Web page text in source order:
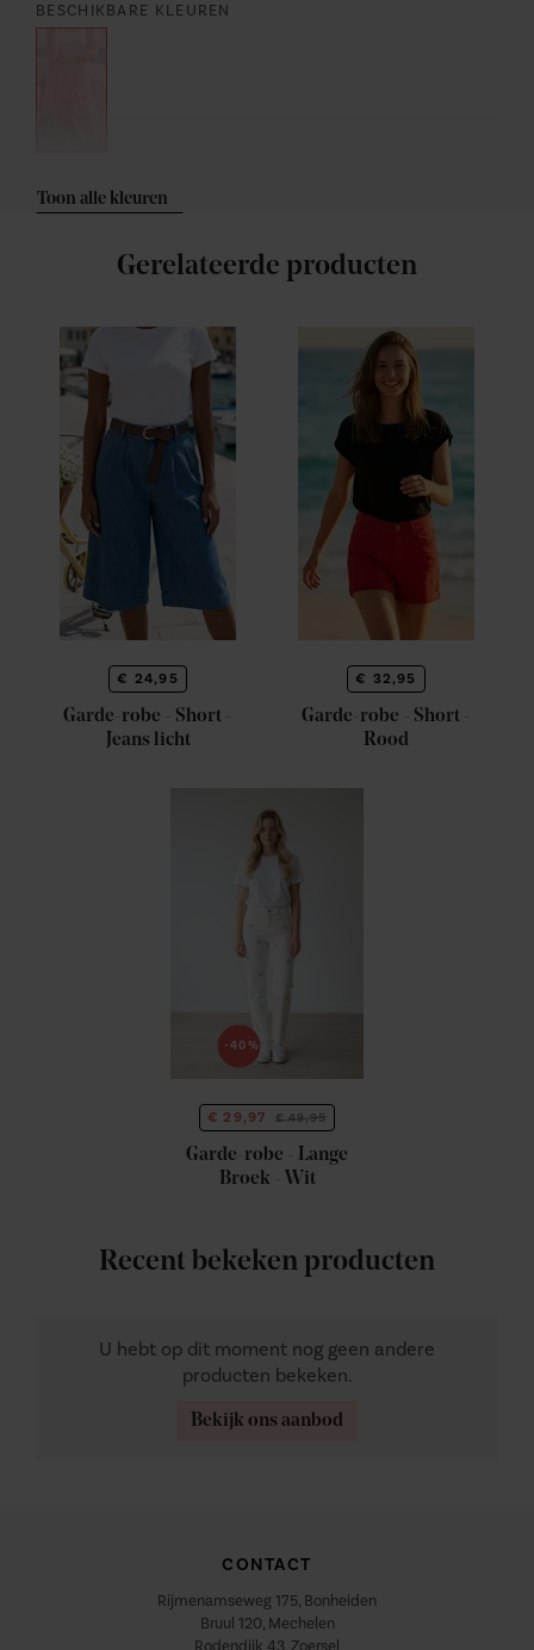
BESCHIKBARE KLEUREN
Toon alle kleuren
Gerelateerde producten
€ 24,95
Garde-robe - Short -
Jeans licht
€ 32,95
Garde-robe - Short -
Rood
-40%
€ 29,97 € 49,95
Garde-robe - Lange
Broek - Wit
Recent bekeken producten
U hebt op dit moment nog geen andere
producten bekeken.
Bekijk ons aanbod
CONTACT
Rijmenamseweg 175, Bonheiden
Bruul 120, Mechelen